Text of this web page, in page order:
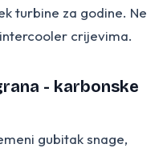
turbine za godine. Ne
crijevima.
- karbonske
gubitak snage,